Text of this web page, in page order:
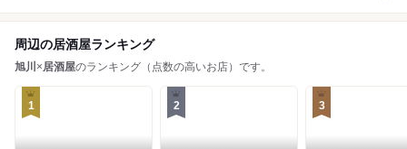
周辺の居酒屋ランキング
旭川 ×居酒屋のランキング（点数の高いお店）です。
1 2 3